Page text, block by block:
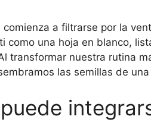
a filtrarse por la
una hoja en blanco,
transformar nuestra rutina
las semillas de